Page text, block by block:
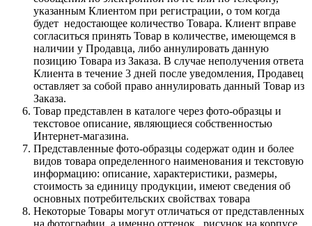
указанным Клиентом при регистрации, о том когда
будет недостающее количество Товара. Клиент вправе
согласиться принять Товар в количестве, имеющемся в
наличии у Продавца, либо аннулировать данную
позицию Товара из Заказа. В случае неполучения ответа
Клиента в течение 3 дней после уведомления, Продавец
оставляет за собой право аннулировать данный Товар из
Заказа.
Товар представлен в каталоге через фото-образцы и
текстовое описание, являющиеся собственностью
Интернет-магазина.
Представленные фото-образцы содержат один и более
видов товара определенного наименования и текстовую
информацию: описание, характеристики, размеры,
стоимость за единицу продукции, имеют сведения об
основных потребительских свойствах товара
Некоторые Товары могут отличаться от представленных
на фотографии, а именно оттенок , рисунок на корпусе